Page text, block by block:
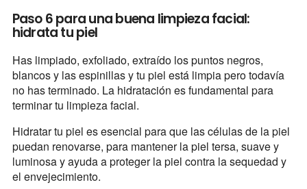
Paso 6 para una buena limpieza facial:
hidrata tu piel
Has limpiado, exfoliado, extraído los puntos negros,
blancos y las espinillas y tu piel está limpia pero todavía
no has terminado. La hidratación es fundamental para
terminar tu limpieza facial.
Hidratar tu piel es esencial para que las células de la piel
puedan renovarse, para mantener la piel tersa, suave y
luminosa y ayuda a proteger la piel contra la sequedad y
el envejecimiento.